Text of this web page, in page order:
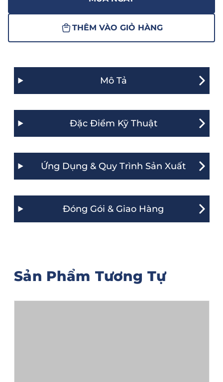
THÊM VÀO GIỎ HÀNG
Mô Tả
Đặc Điểm Kỹ Thuật
Ứng Dụng & Quy Trình Sản Xuất
Đóng Gói & Giao Hàng
Sản Phẩm Tương Tự